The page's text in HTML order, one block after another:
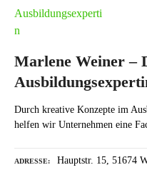
Marlene Weiner –
Durch kreative Konzepte im
helfen wir Unternehmen eine
ADRESSE Hauptstr. 15, 51674